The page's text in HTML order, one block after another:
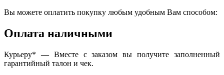
Вы можете оплатить покупку любым удобным Вам способом:
Оплата наличными
Курьеру* — Вместе с заказом вы получите заполненный
гарантийный талон и чек.